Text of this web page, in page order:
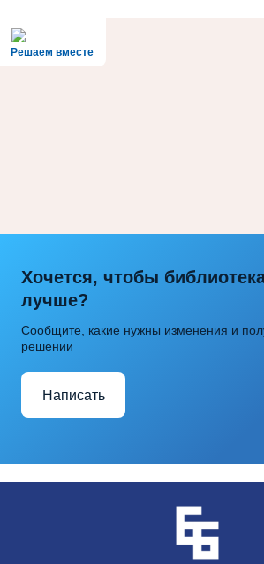
Решаем вместе
Хочется, чтобы
лучше?
Сообщите, какие нужны изменения и
решении
Написать